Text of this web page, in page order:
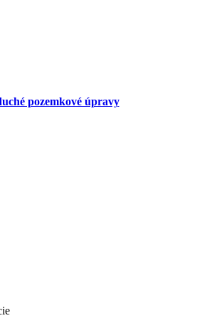
pozemkové úpravy